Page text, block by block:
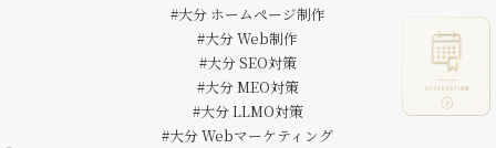
#大分 ホームページ制作
#大分 Web制作
#大分 SEO対策
#大分 MEO対策
#大分 LLMO対策
#大分 Webマーケティング